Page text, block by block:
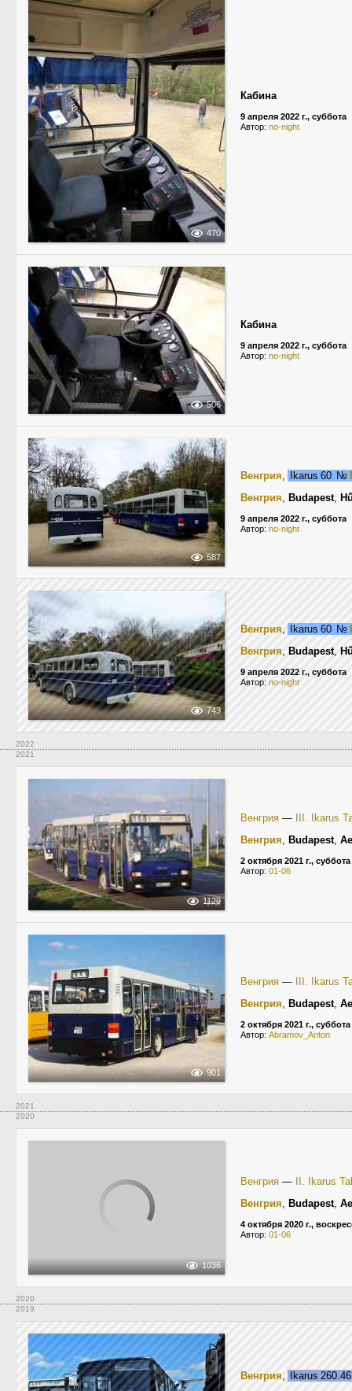
470
Кабина
9 апреля 2022 г., суббота
Автор: no-night
506
Кабина
9 апреля 2022 г., суббота
Автор: no-night
587
Венгрия, Ikarus 60 №
Венгрия, Budapest,
9 апреля 2022 г., суббота
Автор: no-night
743
Венгрия, Ikarus 60 №
Венгрия, Budapest,
9 апреля 2022 г., суббота
Автор: no-night
2022
2021
1129
Венгрия —
III. Ikarus
Венгрия, Budapest,
2 октября 2021 г., суббота
Автор: 01-06
901
Венгрия —
III. Ikarus
Венгрия, Budapest,
2 октября 2021 г., суббота
Автор: Abramov_Anton
2021
2020
1036
Венгрия —
II. Ikarus
Венгрия, Budapest,
4 октября 2020 г.,
Автор: 01-06
2020
2019
Венгрия,
Ikarus